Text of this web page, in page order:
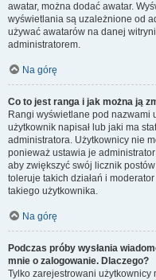
awatar, można dodać awatar.
wyświetlania są uzależnione od
używać awatarów na danej
administratorem.
Na górę
Co to jest ranga i jak można ją
Rangi wyświetlane pod nazwami
użytkownik napisał lub jaki ma
administratora. Użytkownicy nie
ponieważ ustawia je
aby zwiększyć swój licznik
toleruje takich działań i
takiego użytkownika.
Na górę
Podczas próby wysłania
mnie o zalogowanie. Dlaczego?
Tylko zarejestrowani użytkownicy